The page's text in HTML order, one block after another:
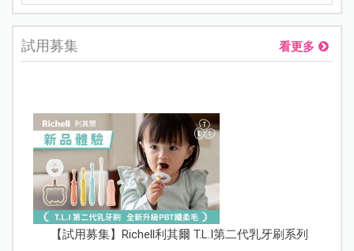
試用募集 看更多
【試用募集】Richell利其爾 T.L.I第二代乳牙刷系列